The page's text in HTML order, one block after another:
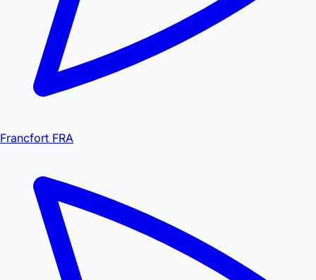
Francfort FRA